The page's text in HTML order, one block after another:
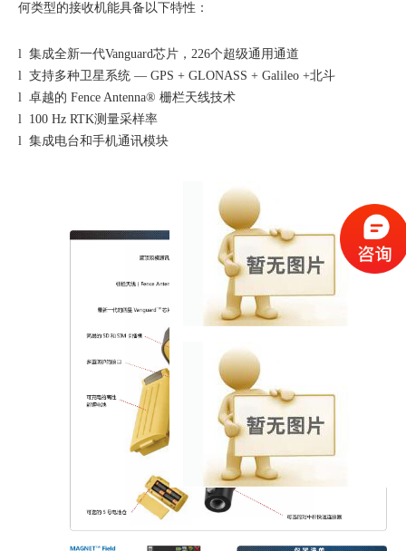
何类型的接收机能具备以下特性：
l 集成全新一代Vanguard芯片， 226个超级通用通道
l 支持多种卫星系统 — GPS + GLONASS + Galileo +北斗
l 卓越的 Fence Antenna® 栅栏天线技术
l 100 Hz RTK测量采样率
l 集成电台和手机通讯模块